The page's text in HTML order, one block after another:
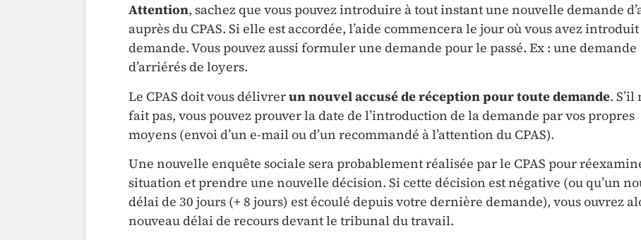
Attention, sachez que vous pouvez introduire à tout instant une nouvelle demande
auprès du CPAS. Si elle est accordée, l’aide commencera le jour où vous avez
demande. Vous pouvez aussi formuler une demande pour le passé. Ex : une demande
d’arriérés de loyers.
Le CPAS doit vous délivrerun nouvel accusé de réception pour toute demande. S’il
fait pas, vous pouvez prouver la date de l’introduction de la demande par vos propres
moyens (envoi d’un e-mail ou d’un recommandé à l’attention du CPAS).
Une nouvelle enquête sociale sera probablement réalisée par le CPAS pour
situation et prendre une nouvelle décision. Si cette décision est négative (ou qu’un
délai de 30 jours (+ 8 jours) est écoulé depuis votre dernière demande), vous ouvrez
nouveau délai de recours devant le tribunal du travail.